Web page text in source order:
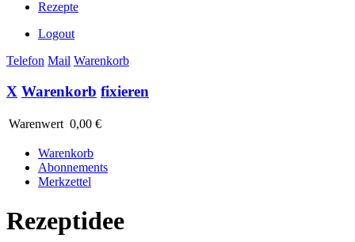
Rezepte
Logout
Telefon Mail Warenkorb
X Warenkorb fixieren
Warenwert 0,00 €
Warenkorb
Abonnements
Merkzettel
Rezeptidee